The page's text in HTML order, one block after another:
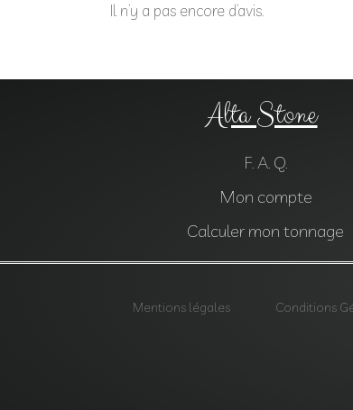
Il n’y a pas encore d’avis.
Alta Stone
F. A. Q.
Mon compte
Calculer mon tonnage
Mentions légales Conditions